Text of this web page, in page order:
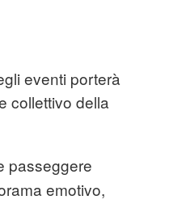
eventi porterà
collettivo della
passeggere
emotivo,